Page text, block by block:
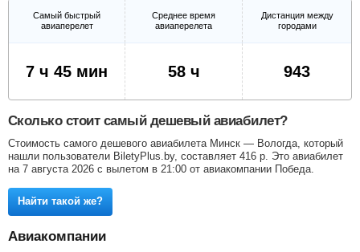
Самый быстрый
авиаперелет
Среднее время
авиаперелета
Дистанция между
городами
7 ч 45 мин 58 ч 943
Сколько стоит самый дешевый авиабилет?
Стоимость самого дешевого авиабилета Минск — Вологда, который
нашли пользователи BiletyPlus.by, составляет 416 р . Это авиабилет
на 7 августа 2026 с вылетом в 21:00 от авиакомпании Победа.
Найти такой же?
Авиакомпании